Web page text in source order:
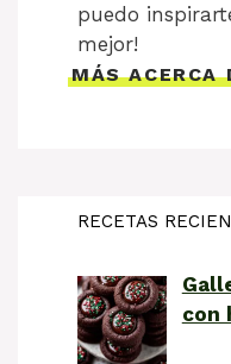
puedo
mejor!
MÁS ACERCA
RECETAS
con